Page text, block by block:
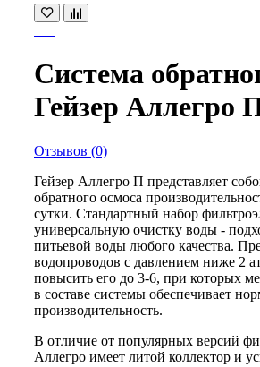
Система
Гейзер Аллегро
Отзывов (0)
Гейзер Аллегро П представляет
обратного осмоса
сутки. Стандартный набор
универсальную очистку воды -
питьевой воды любого качества.
водопроводов с давлением ниже 2
повысить его до 3-6, при которых
в составе системы обеспечивает
производительность.
В отличие от популярных версий
Аллегро имеет литой коллектор и